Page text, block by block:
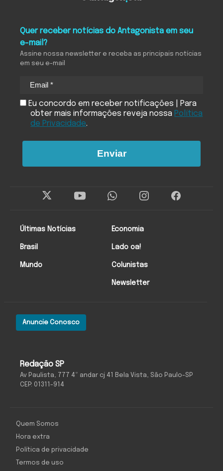
Redação SP
Av Paulista, 777 4º andar cj 41 Bela Vista, São Paulo-SP
CEP: 01311-914
Anuncie Conosco
Últimas Notícias
Brasil
Mundo
Economia
Lado oa!
Colunistas
Newsletter
Quer receber notícias do Antagonista em seu
e-mail?
Assine nossa newsletter e receba as principais notícias
em seu e-mail
Eu concordo em receber notificações | Para
obter mais informações reveja nossa Política
de Privacidade.
Enviar
Quem Somos
Hora extra
Política de privacidade
Termos de uso